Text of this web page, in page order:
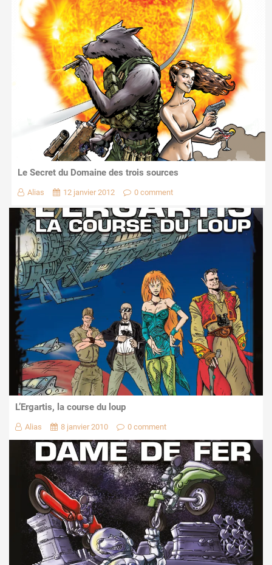
Le Secret du Domaine des trois sources
Alias 12 janvier 2012 0 comment
L’Ergartis, la course du loup
Alias 8 janvier 2010 0 comment